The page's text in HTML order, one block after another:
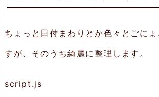
ちょっと日付まわりとか色々とごにょ
すが、そのうち綺麗に整理します。
script.js